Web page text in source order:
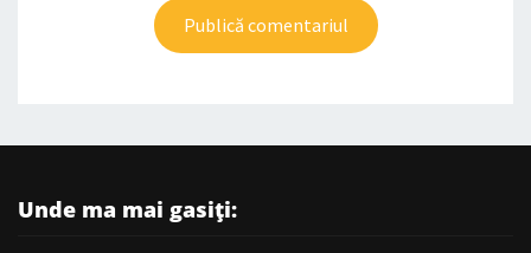
Unde ma mai gasiți: